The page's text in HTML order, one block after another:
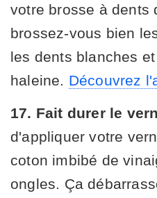
votre brosse à dents
brossez-vous bien
les dents blanches
haleine. Découvrez
17. Fait durer le
d'appliquer votre
coton imbibé de
ongles. Ça